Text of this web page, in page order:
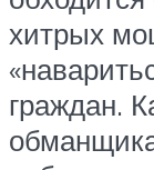
хитрых
граждан.